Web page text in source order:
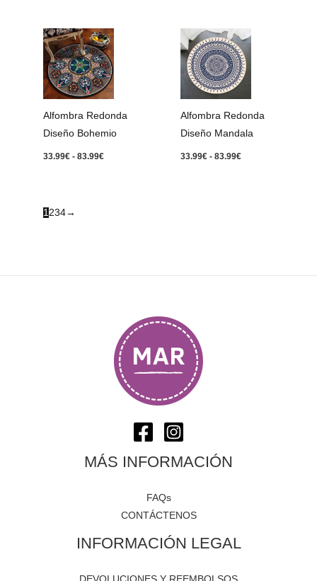
Alfombra Redonda
Diseño Bohemio
33.99€ - 83.99€
Rango
de
precios:
desde
33.99€
hasta
83.99€
Alfombra Redonda
Diseño Mandala
33.99€ - 83.99€
Rango
de
precios:
desde
33.99€
83.99€
1 234→
MÁS INFORMACIÓN
FAQs
CONTÁCTENOS
INFORMACIÓN LEGAL